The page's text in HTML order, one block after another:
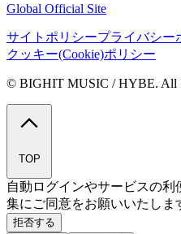
Global Official Site
サイトポリシープライバシー
クッキー(Cookie)ポリシー
© BIGHIT MUSIC / HYBE. All
TOP
自動ログインやサービスの
集にご同意をお願いいたしま
拒否する